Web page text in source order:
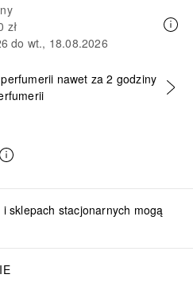
zł
do wt., 18.08.2026
KOSZYKA
nawet za 2 godziny
sklepach stacjonarnych mogą